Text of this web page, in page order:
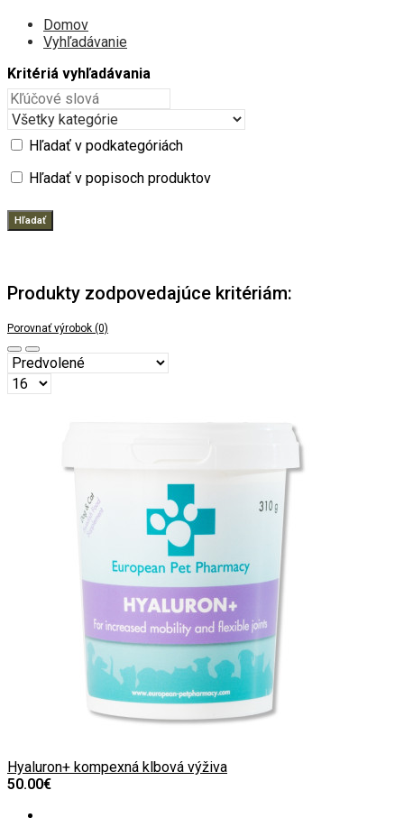
Domov
Vyhľadávanie
Kritériá vyhľadávania
Hľadať v podkategóriách
Hľadať v popisoch produktov
Produkty zodpovedajúce kritériám:
Porovnať výrobok (0)
Hyaluron+ kompexná klbová výživa
50.00€